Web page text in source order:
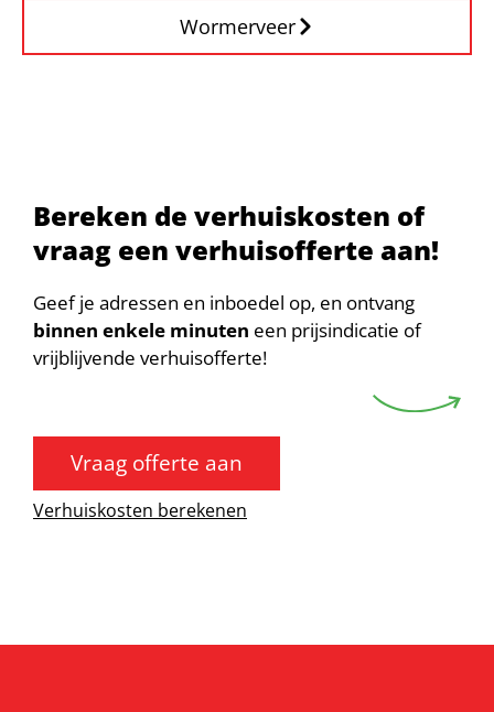
Wormerveer
Bereken de verhuiskosten of
vraag een verhuisofferte aan!
Geef je adressen en inboedel op, en ontvang
binnen enkele minuten een prijsindicatie of
vrijblijvende verhuisofferte!
Vraag offerte aan
Verhuiskosten berekenen